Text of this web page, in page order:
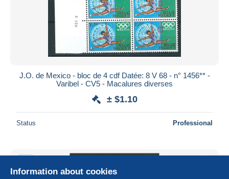
J.O. de Mexico - bloc de 4 cdf Datée: 8 V 68 - n° 1456** -
Varibel - CV5 - Macalures diverses
± $1.10
Status Professional
Information about cookies